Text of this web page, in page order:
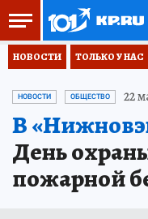
НОВОСТИ ТОЛЬКО У НАС
НОВОСТИ ОБЩЕСТВО 22
В
День
пожарной